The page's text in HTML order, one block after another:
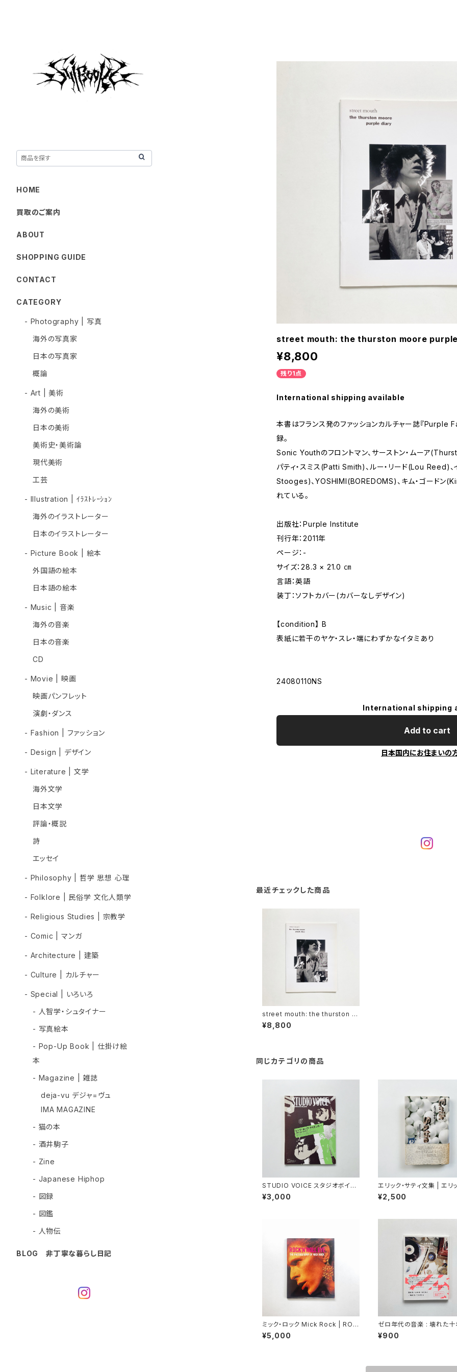
street mouth: the thurston moore
¥8,800
残り1点
International shipping available
本書はフランス発のファッションカルチャー誌『
録。
Sonic Youthのフロントマン、サーストン・ムーア
パティ・スミス(Patti Smith)、ルー・リード(Lou Reed)
Stooges)、YOSHIMI(BOREDOMS)、キム・ゴードン
れている。
出版社：Purple Institute
刊行年：2011年
ページ：-
サイズ：28.3 × 21.0 ㎝
言語：英語
装丁：ソフトカバー(カバーなしデザイン)
【condition】 B
表紙に若干のヤケ・スレ・端にわずかなイタミあり
24080110NS
International shipping
Add to cart
日本国内にお住まいの
最近チェックした商品
street mouth: the thurston m
oore purple diary
¥8,800
同じカテゴリの商品
STUDIO VOICE スタジオボイス
2002年6月号 Vol.318 特集：Hi
p hop science ヒップ・ホップ・
¥3,000
エリック・サティ文集 | エリ
ティ 著 / オルネラ・ヴォルタ
崎力 訳
¥2,500
ミック・ロック Mick Rock | ROC
K'N'ROLL EYE: The Photogra
phy of Mick Rock
¥5,000
ゼロ年代の音楽 : 壊れた十
田努, 三田格, 松村正人, 磯
二木信著
¥900
HOME
買取のご案内
ABOUT
SHOPPING GUIDE
CONTACT
CATEGORY
- Photography | 写真
海外の写真家
日本の写真家
概論
- Art | 美術
海外の美術
日本の美術
美術史・美術論
現代美術
工芸
- Illustration | ｲﾗｽﾄﾚｰｼｮﾝ
海外のイラストレーター
日本のイラストレーター
- Picture Book | 絵本
外国語の絵本
日本語の絵本
- Music | 音楽
海外の音楽
日本の音楽
CD
- Movie | 映画
映画パンフレット
演劇・ダンス
- Fashion | ファッション
- Design | デザイン
- Literature | 文学
海外文学
日本文学
評論・概説
詩
エッセイ
- Philosophy | 哲学 思想 心理
- Folklore | 民俗学 文化人類学
- Religious Studies | 宗教学
- Comic | マンガ
- Architecture | 建築
- Culture | カルチャー
- Special | いろいろ
- 人智学・シュタイナー
- 写真絵本
- Pop-Up Book | 仕掛け絵
本
- Magazine | 雑誌
deja-vu デジャ=ヴュ
IMA MAGAZINE
- 猫の本
- 酒井駒子
- Zine
- Japanese Hiphop
- 図録
- 図鑑
- 人物伝
BLOG 非丁寧な暮らし日記